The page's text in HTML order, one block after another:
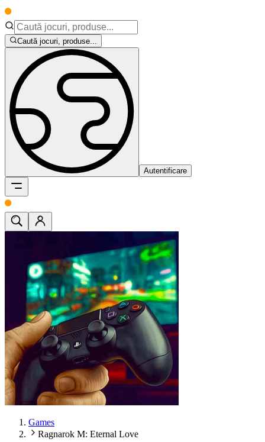
Caută jocuri, produse...
Autentificare
Games
Ragnarok M: Eternal Love